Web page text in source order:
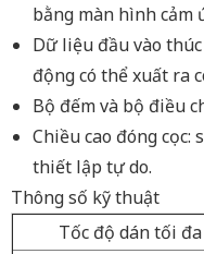
bằng màn hình cảm
Dữ liệu đầu vào
động có thể xuất ra
Bộ đếm và bộ điều
Chiều cao đóng cọc:
thiết lập tự do.
Thông số kỹ thuật
Tốc độ dán tối đa